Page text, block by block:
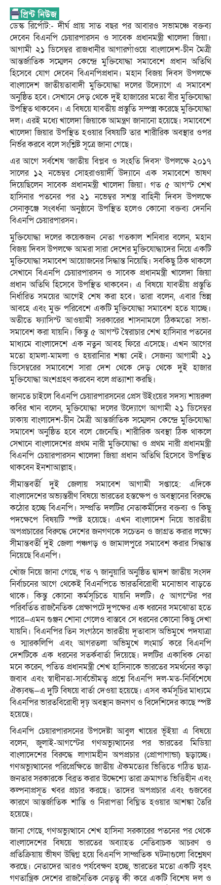
ডেস্ক রির্পোট:- দীর্ঘ প্রায় সাত বছর পর আবারও সভামঞ্চে বক্তব্য
দেবেন বিএনপি চেয়ারপারসন ও সাবেক প্রধানমন্ত্রী খালেদা জিয়া।
আগামী ২১ ডিসেম্বর রাজধানীর আগারগাঁওয়ে বাংলাদেশ-চীন মৈত্রী
আন্তর্জাতিক সম্মেলন কেন্দ্রে মুক্তিযোদ্ধা সমাবেশে প্রধান অতিথি
হিসেবে যোগ দেবেন বিএনপিপ্রধান। মহান বিজয় দিবস উপলক্ষে
বাংলাদেশ জাতীয়তাবাদী মুক্তিযোদ্ধা দলের উদ্যোগে এ সমাবেশ
অনুষ্ঠিত হবে। সেখানে দেড় থেকে দুই হাজারের মতো বীর মুক্তিযোদ্ধা
উপস্থিত থাকবেন। এ বিষয়ে যাবতীয় প্রস্তুতি সম্পন্ন করেছে মুক্তিযোদ্ধা
দল। এরই মধ্যে খালেদা জিয়াকে আমন্ত্রণ জানানো হয়েছে। সমাবেশে
খালেদা জিয়ার উপস্থিত হওয়ার বিষয়টি তার শারীরিক অবস্থার ওপর
নির্ভর করবে বলে সংশ্লিষ্ট সূত্রে জানা গেছে।
এর আগে সর্বশেষ ‘জাতীয় বিপ্লব ও সংহতি দিবস’ উপলক্ষে ২০১৭
সালের ১২ নভেম্বর সোহরাওয়ার্দী উদ্যানে এক সমাবেশে ভাষণ
দিয়েছিলেন সাবেক প্রধানমন্ত্রী খালেদা জিয়া। গত ৫ আগস্ট শেখ
হাসিনার পতনের পর ২১ নভেম্বর সশস্ত্র বাহিনী দিবস উপলক্ষে
সেনাকুঞ্জে সংবর্ধনা অনুষ্ঠানে উপস্থিত হলেও কোনো বক্তব্য দেননি
বিএনপি চেয়ারপারসন।
মুক্তিযোদ্ধা দলের কয়েকজন নেতা গতকাল শনিবার বলেন, মহান
বিজয় দিবস উপলক্ষে আমরা সারা দেশের মুক্তিযোদ্ধাদের নিয়ে একটি
মুক্তিযোদ্ধা সমাবেশ আয়োজনের সিদ্ধান্ত নিয়েছি। সবকিছু ঠিক থাকলে
সেখানে বিএনপি চেয়ারপারসন ও সাবেক প্রধানমন্ত্রী খালেদা জিয়া
প্রধান অতিথি হিসেবে উপস্থিত থাকবেন। এ বিষয়ে যাবতীয় প্রস্তুতি
নির্ধারিত সময়ের আগেই শেষ করা হবে। তারা বলেন, এবার ভিন্ন
আবহে এবং মুক্ত পরিবেশে একটি মুক্তিযোদ্ধা সমাবেশ হতে যাচ্ছে।
অতীতে ফ্যাসিস্ট আওয়ামী সরকারের শাসনামলে ঠিকমতো সভা-
সমাবেশ করা যায়নি। কিন্তু ৫ আগস্ট স্বৈরাচার শেখ হাসিনার পতনের
মাধ্যমে বাংলাদেশে এক নতুন আবহ ফিরে এসেছে। এখন আগের
মতো হামলা-মামলা ও হয়রানিার শঙ্কা নেই। সেজন্য আগামী ২১
ডিসেম্বরের সমাবেশে সারা দেশ থেকে দেড় থেকে দুই হাজার
মুক্তিযোদ্ধা অংশগ্রহণ করবেন বলে প্রত্যাশা করছি।
জানতে চাইলে বিএনপি চেয়ারপারসনের প্রেস উইংয়ের সদস্য শায়রুল
কবির খান বলেন, মুক্তিযোদ্ধা দলের উদ্যোগে আগামী ২১ ডিসেম্বর
ঢাকায় বাংলাদেশ-চীন মৈত্রী আন্তর্জাতিক সম্মেলন কেন্দ্রে মুক্তিযোদ্ধা
সমাবেশ অনুষ্ঠিত হবে বলে জেনেছি। শারীরিক অবস্থা ঠিক থাকলে
সেখানে বাংলাদেশের প্রথম নারী মুক্তিযোদ্ধা ও প্রথম নারী প্রধানমন্ত্রী
বিএনপি চেয়ারপারসন খালেদা জিয়া প্রধান অতিথি হিসেবে উপস্থিত
থাকবেন ইনশাআল্লাহ।
সীমান্তবর্তী দুই জেলায় সমাবেশ আগামী সপ্তাহে: এদিকে
বাংলাদেশের অভ্যন্তরীণ বিষয়ে ভারতের হস্তক্ষেপ ও অবস্থানের বিরুদ্ধে
কঠোর হচ্ছে বিএনপি। সম্প্রতি দলটির নেতাকর্মীদের বক্তব্য ও কিছু
পদক্ষেপে বিষয়টি স্পষ্ট হয়েছে। এখন বাংলাদেশ নিয়ে ভারতীয়
অপপ্রচারের বিরুদ্ধে দেশের জনগণকে সচেতন ও জাগ্রত করার লক্ষ্যে
সীমান্তবর্তী দুই জেলা পঞ্চগড় ও জামালপুরে সমাবেশ করার সিদ্ধান্ত
নিয়েছে বিএনপি।
খোঁজ নিয়ে জানা গেছে, গত ৭ জানুয়ারি অনুষ্ঠিত দ্বাদশ জাতীয় সংসদ
নির্বাচনের আগে থেকেই বিএনপিতে ভারতবিরোধী মনোভাব বাড়তে
থাকে। কিন্তু কোনো কর্মসূচিতে যায়নি দলটি। ৫ আগস্টের পর
পরিবর্তিত রাজনৈতিক প্রেক্ষাপটে দুপক্ষের এক ধরনের সমঝোতা হতে
পারে—এমন গুঞ্জন শোনা গেলেও বাস্তবে সে ধরনের কোনো কিছু দেখা
যায়নি। বিএনপির তিন সংগঠনে ভারতীয় দূতাবাস অভিমুখে পদযাত্রা
ও স্মারকলিপি এবং আগরতলা অভিমুখে লংমার্চ করে বিএনপি
দেশটিকে এক ধরনের সতর্কবার্তা দিয়েছে। দলটির একাধিক নেতা
মনে করেন, পতিত প্রধানমন্ত্রী শেখ হাসিনাকে ভারতের সমর্থনের কড়া
জবাব এবং স্বাধীনতা-সার্বভৌমত্ব প্রশ্নে বিএনপি দল-মত-নির্বিশেষে
ঐক্যবদ্ধ—এ দুটি বিষয়ে বার্তা দেওয়া হয়েছে। এসব কর্মসূচির মাধ্যমে
বিএনপির ভারতবিরোধী দৃঢ় অবস্থান জনগণ ও বিদেশিদের কাছে স্পষ্ট
হয়েছে।
বিএনপি চেয়ারপারসনের উপদেষ্টা আবুল খায়ের ভূঁইয়া এ বিষয়ে
বলেন, জুলাই-আগস্টের গণঅভ্যুত্থানের পর ভারতের মিডিয়া
বাংলাদেশের বিরুদ্ধে লাগামহীন অপপ্রচার (প্রোপাগান্ডা) ছড়াচ্ছে।
গণঅভ্যুত্থানের পরিপ্রেক্ষিতে জাতীয় ঐকমত্যের ভিত্তিতে গঠিত ছাত্র-
জনতার সরকারকে বিব্রত করার উদ্দেশ্যে তারা ক্রমাগত ভিত্তিহীন এবং
কল্পনাপ্রসূত খবর প্রচার করছে। তাদের অপপ্রচার এবং গুজবের
কারণে আন্তর্জাতিক শান্তি ও নিরাপত্তা বিঘ্নিত হওয়ার আশঙ্কা তৈরি
হয়েছে।
জানা গেছে, গণঅভ্যুত্থানে শেখ হাসিনা সরকারের পতনের পর থেকে
বাংলাদেশের বিষয়ে ভারতের অব্যাহত নেতিবাচক আচরণ ও
প্রতিক্রিয়ায় ভীষণ উদ্বিগ্ন হয়ে বিএনপি সাম্প্রতিক ঘটনাগুলো বিশ্লেষণ
করছে। নেতাদের আরও পর্যবেক্ষণ হচ্ছে, ভারতের মতো একটি বৃহৎ
গণতান্ত্রিক দেশের রাজনৈতিক নেতৃত্ব কী করে একটি বিশেষ দল ও